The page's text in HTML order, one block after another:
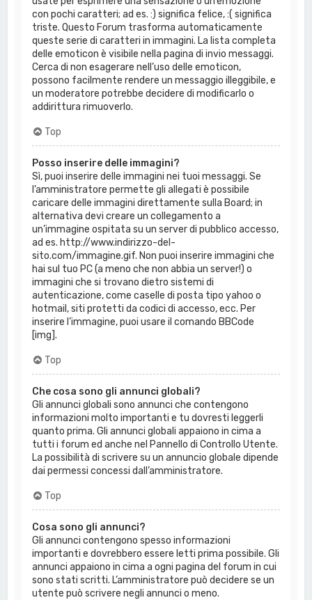
con pochi caratteri; ad es. :) significa felice, :( significa
triste. Questo Forum trasforma automaticamente
queste serie di caratteri in immagini. La lista completa
delle emoticon è visibile nella pagina di invio messaggi.
Cerca di non esagerare nell’uso delle emoticon,
possono facilmente rendere un messaggio illeggibile, e
un moderatore potrebbe decidere di modificarlo o
addirittura rimuoverlo.
Top
Posso inserire delle immagini?
Sì, puoi inserire delle immagini nei tuoi messaggi. Se
l’amministratore permette gli allegati è possibile
caricare delle immagini direttamente sulla Board; in
alternativa devi creare un collegamento a
un’immagine ospitata su un server di pubblico accesso,
ad es. http://www.indirizzo-del-
sito.com/immagine.gif. Non puoi inserire immagini che
hai sul tuo PC (a meno che non abbia un server!) o
immagini che si trovano dietro sistemi di
autenticazione, come caselle di posta tipo yahoo o
hotmail, siti protetti da codici di accesso, ecc. Per
inserire l’immagine, puoi usare il comando BBCode
[img].
Top
Che cosa sono gli annunci globali?
Gli annunci globali sono annunci che contengono
informazioni molto importanti e tu dovresti leggerli
quanto prima. Gli annunci globali appaiono in cima a
tutti i forum ed anche nel Pannello di Controllo Utente.
La possibilità di scrivere su un annuncio globale dipende
dai permessi concessi dall’amministratore.
Top
Cosa sono gli annunci?
Gli annunci contengono spesso informazioni
importanti e dovrebbero essere letti prima possibile. Gli
annunci appaiono in cima a ogni pagina del forum in cui
sono stati scritti. L’amministratore può decidere se un
utente può scrivere negli annunci o meno.